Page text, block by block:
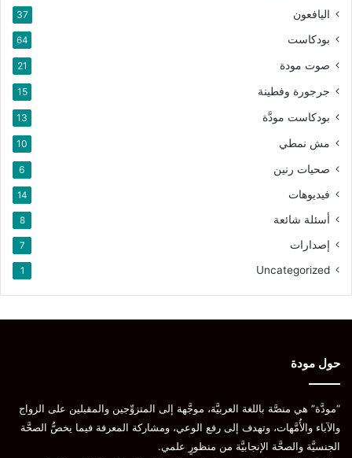
اليافعون 37
بودكاست 64
صوت مودة 21
جرجورة وفطينة 15
بودكاست مودَّة 13
مش نمطي 10
صحيات رنين 6
فيديوهات 14
أسئلة شائعة 8
إصدارات 7
Uncategorized
1
حول مودة
“مودَّة” هي منصَّة باللغة العربيَّة، موجَّهة إلى المتزوِّجين والمقبلين على الزواج
والآباء والأُمَّهات، وتهدف إلى رفع الوعي، ومشاركة المعرفة فيما يخصُّ الصحَّة
الجنسيَّة والصحَّة الإنجابيَّة من منظورٍ علمي.